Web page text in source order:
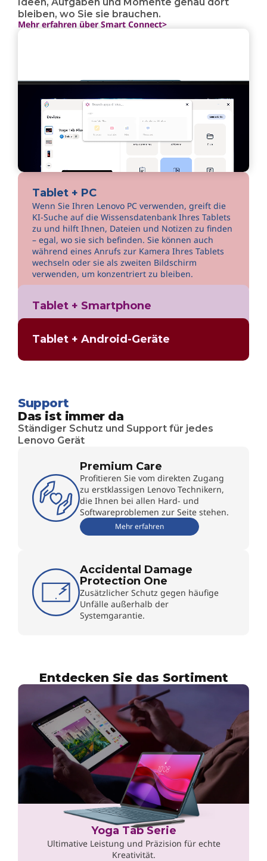
bleiben, wo Sie sie brauchen.
Mehr erfahren über Smart Connect>
Tablet + PC
Wenn Sie Ihren Lenovo PC verwenden, greift die
KI-Suche auf die Wissensdatenbank Ihres Tablets
zu und hilft Ihnen, Dateien und Notizen zu finden
– egal, wo sie sich befinden. Sie können auch
während eines Anrufs zur Kamera Ihres Tablets
wechseln oder sie als zweiten Bildschirm
verwenden, um konzentriert zu bleiben.
Tablet + Smartphone
Tablet + Android-Geräte
Support
Das ist immer da
Ständiger Schutz und Support für jedes
Lenovo Gerät
Premium Care
Profitieren Sie vom direkten Zugang
zu erstklassigen Lenovo Technikern,
die Ihnen bei allen Hard- und
Softwareproblemen zur Seite stehen.
Mehr erfahren
Accidental Damage
Protection One
Zusätzlicher Schutz gegen häufige
Unfälle außerhalb der
Systemgarantie.
Entdecken Sie das Sortiment
Yoga Tab Serie
Ultimative Leistung und Präzision für echte
Kreativität.